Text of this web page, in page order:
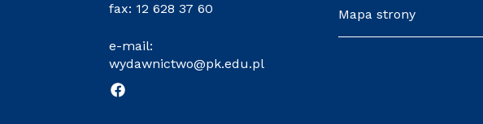
fax: 12 628 37 60
e-mail:
wydawnictwo@pk.edu.pl
Mapa strony